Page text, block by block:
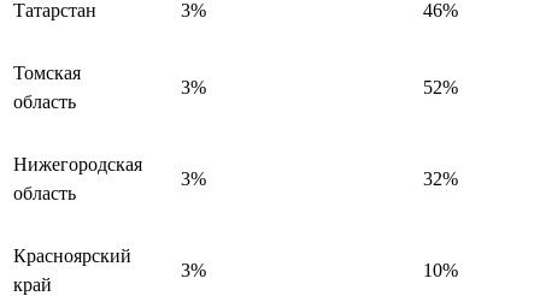
Татарстан 3% 46%
Томская
область
3% 52%
Нижегородская
область
3% 32%
Красноярский
край
3% 10%